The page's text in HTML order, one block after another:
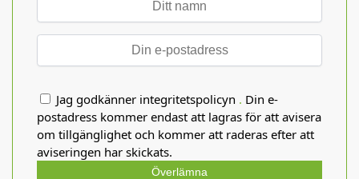
Jag godkänner integritetspolicyn . Din e-
postadress kommer endast att lagras för att avisera
om tillgänglighet och kommer att raderas efter att
aviseringen har skickats.
Överlämna